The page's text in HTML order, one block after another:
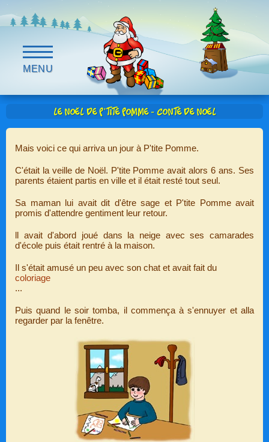
MENU
Le Noël de P'tite Pomme - Conte de Noël
Mais voici ce qui arriva un jour à P'tite Pomme.
C'était la veille de Noël. P'tite Pomme avait alors 6 ans. Ses
parents étaient partis en ville et il était resté tout seul.
Sa maman lui avait dit d'être sage et P'tite Pomme avait
promis d'attendre gentiment leur retour.
ll avait d'abord joué dans la neige avec ses camarades
d'école puis était rentré à la maison.
Il s'était amusé un peu avec son chat et avait fait du
coloriage
...
Puis quand le soir tomba, il commença à s'ennuyer et alla
regarder par la fenêtre.